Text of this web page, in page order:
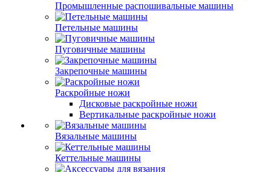
Промышленные распошивальные машины
Петельные машины
Пуговичные машины
Закрепочные машины
Раскройные ножи
Дисковые раскройные ножи
Вертикальные раскройные ножи
Вязальные машины
Кеттельные машины